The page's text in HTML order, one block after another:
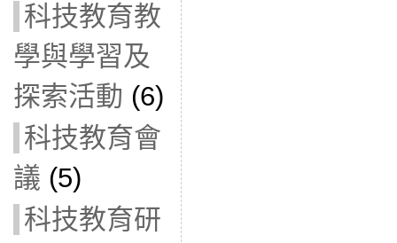
科技教育教
學與學習及
探索活動 (6)
科技教育會
議 (5)
科技教育研